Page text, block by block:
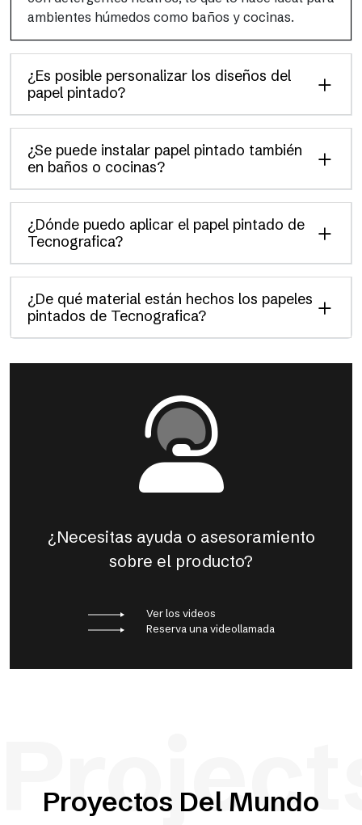
ambientes húmedos como baños y cocinas.
¿Es posible personalizar los diseños del
papel pintado?
¿Se puede instalar papel pintado también
en baños o cocinas?
¿Dónde puedo aplicar el papel pintado de
Tecnografica?
¿De qué material están hechos los papeles
pintados de Tecnografica?
¿Necesitas ayuda o asesoramiento
sobre el producto?
Ver los videos
Reserva una videollamada
Proyectos Del Mundo